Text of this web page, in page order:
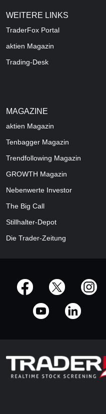
WEITERE LINKS
TraderFox Portal
aktien Magazin
Trading-Desk
MAGAZINE
aktien Magazin
Tenbagger Magazin
Trendfollowing Magazin
GROWTH Magazin
Nebenwerte Investor
The Big Call
Stillhalter-Depot
Die Trader-Zeitung
offizielle Social Media-